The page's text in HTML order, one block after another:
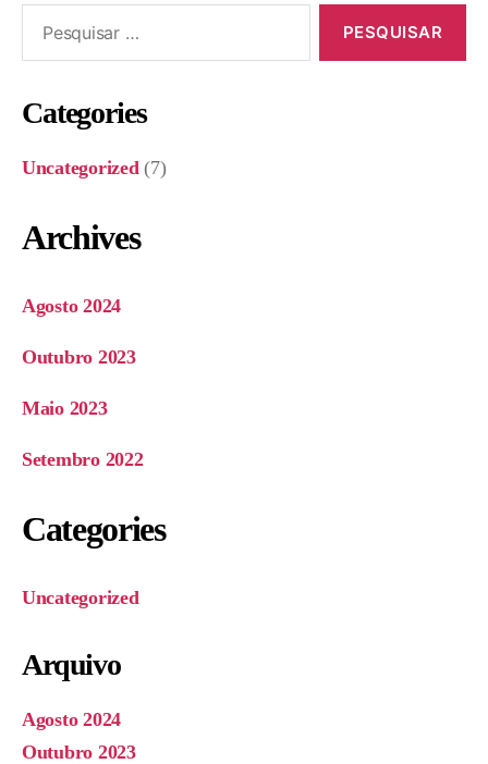
Categories
Uncategorized(7)
Archives
Agosto 2024
Outubro 2023
Maio 2023
Setembro 2022
Categories
Uncategorized
Arquivo
Agosto 2024
Outubro 2023